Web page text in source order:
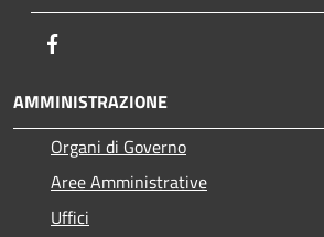
AMMINISTRAZIONE
Organi di Governo
Aree Amministrative
Uffici